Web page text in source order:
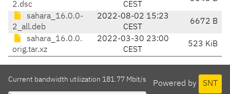
2.dsc
CEST
sahara_16.0.0-
2_all.deb
2022-08-02 15:23
CEST
6672 B
sahara_16.0.0.
orig.tar.xz
2022-03-30 23:00
CEST
523 KiB
Powered by SNT
Current bandwidth utilization 181.77 Mbit/s